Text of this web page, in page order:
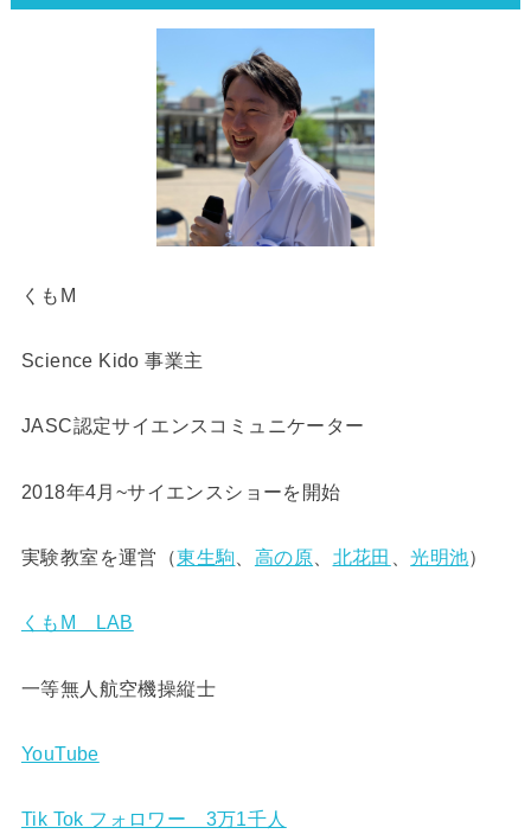
くもM
Science Kido 事業主
JASC認定サイエンスコミュニケーター
2018年4月~サイエンスショーを開始
実験教室を運営（東生駒 高の原 北花田 、光明池）
くもM LAB
一等無人航空機操縦士
YouTube
Tik Tok フォロワー 3万1千人